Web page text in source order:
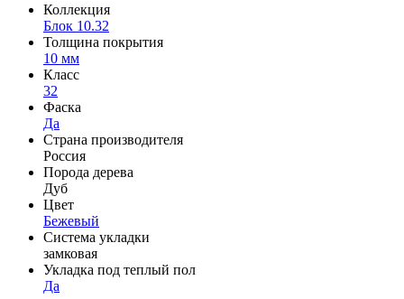
Коллекция
Блок 10.32
Толщина покрытия
10 мм
Класс
32
Фаска
Да
Страна производителя
Россия
Порода дерева
Дуб
Цвет
Бежевый
Система укладки
замковая
Укладка под теплый пол
Да